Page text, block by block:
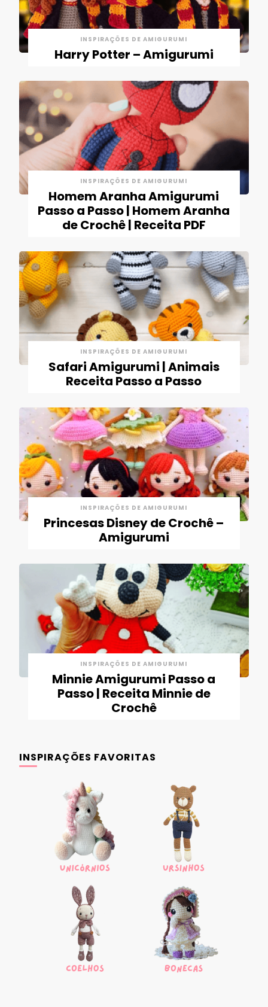
INSPIRAÇÕES DE AMIGURUMI
Harry Potter – Amigurumi
INSPIRAÇÕES DE AMIGURUMI
Homem Aranha Amigurumi
Passo a Passo | Homem Aranha
de Crochê | Receita PDF
INSPIRAÇÕES DE AMIGURUMI
Safari Amigurumi | Animais
Receita Passo a Passo
INSPIRAÇÕES DE AMIGURUMI
Princesas Disney de Crochê –
Amigurumi
INSPIRAÇÕES DE AMIGURUMI
Minnie Amigurumi Passo a
Passo | Receita Minnie de
Crochê
INSPIRAÇÕES FAVORITAS